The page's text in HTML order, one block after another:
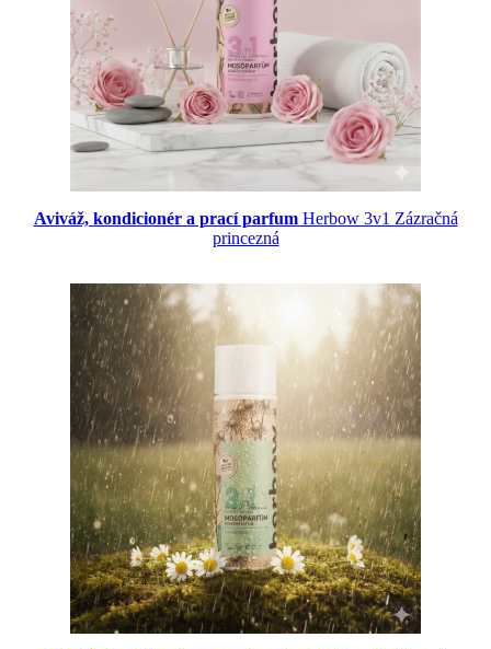
Aviváž, kondicionér a prací parfumHerbow 3v1 Zázračná
princezná